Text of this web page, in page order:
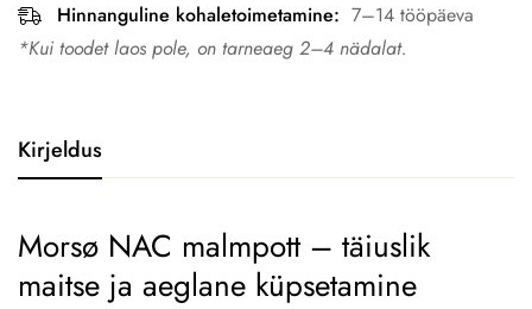
Hinnanguline kohaletoimetamine: 7–14 tööpäeva
*Kui toodet laos pole, on tarneaeg 2–4 nädalat.
Kirjeldus
Morsø NAC malmpott – täiuslik
maitse ja aeglane küpsetamine